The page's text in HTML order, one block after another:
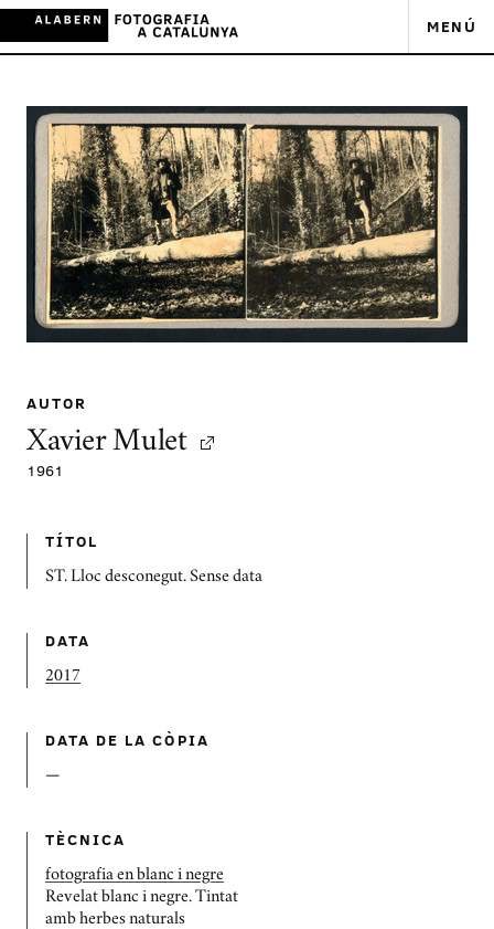
MENÚ
AUTOR
Xavier Mulet
1961
TÍTOL
ST. Lloc desconegut. Sense data
DATA
2017
DATA DE LA CÒPIA
—
TÈCNICA
fotografia en blanc i negre
Revelat blanc i negre. Tintat
amb herbes naturals